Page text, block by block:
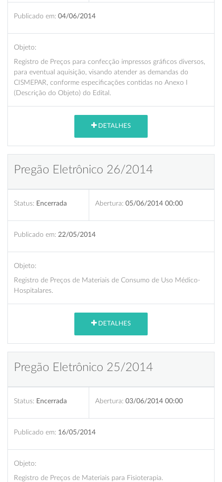
Publicado em: 04/06/2014
Objeto:
Registro de Preços para confecção impressos gráficos diversos,
para eventual aquisição, visando atender as demandas do
CISMEPAR, conforme especificações contidas no Anexo I
(Descrição do Objeto) do Edital.
DETALHES
Pregão Eletrônico 26/2014
Status: Encerrada Abertura: 05/06/2014 00:00
Publicado em: 22/05/2014
Objeto:
Registro de Preços de Materiais de Consumo de Uso Médico-
Hospitalares.
DETALHES
Pregão Eletrônico 25/2014
Status: Encerrada Abertura: 03/06/2014 00:00
Publicado em: 16/05/2014
Objeto:
Registro de Preços de Materiais para Fisioterapia.